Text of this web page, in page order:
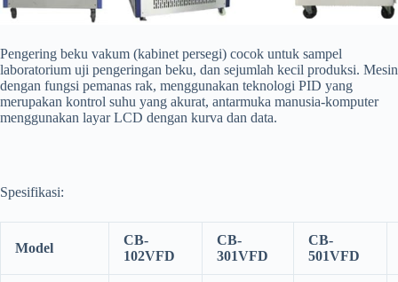
Pengering beku vakum (kabinet persegi) cocok untuk sampel
laboratorium uji pengeringan beku, dan sejumlah kecil produksi. Mesin
dengan fungsi pemanas rak, menggunakan teknologi PID yang
merupakan kontrol suhu yang akurat, antarmuka manusia-komputer
menggunakan layar LCD dengan kurva dan data.
Spesifikasi:
Model
CB-
102VFD
CB-
301VFD
CB-
501VFD